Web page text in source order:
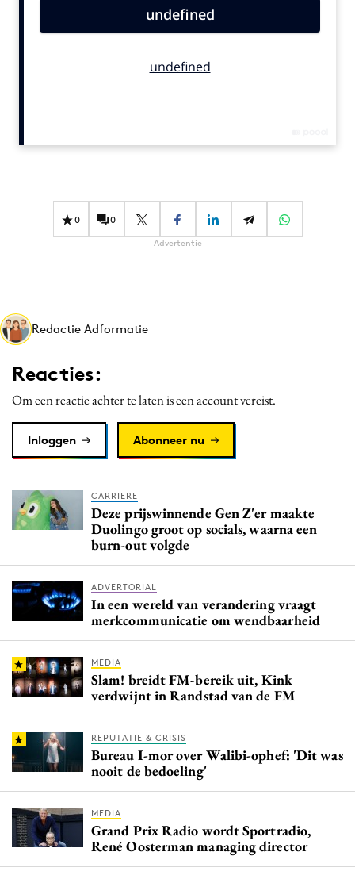
Carriere
Design
Diversiteit
Effectiviteit
Martech
Media
Merkstrategie
Purpose Marketing
Reputatie & crisis
0 0
Advertentie
Redactie Adformatie
Reacties:
Om een reactie achter te laten is een account vereist.
Inloggen Abonneer nu
CARRIERE
Deze prijswinnende Gen Z'er maakte
Duolingo groot op socials, waarna een
burn-out volgde
ADVERTORIAL
In een wereld van verandering vraagt
merkcommunicatie om wendbaarheid
MEDIA
Slam! breidt FM-bereik uit, Kink
verdwijnt in Randstad van de FM
REPUTATIE & CRISIS
Bureau I-mor over Walibi-ophef: 'Dit was
nooit de bedoeling'
MEDIA
Grand Prix Radio wordt Sportradio,
René Oosterman managing director